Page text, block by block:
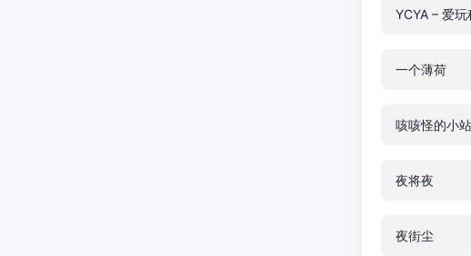
YCYA – 爱玩
一个薄荷
咳咳怪的小站
夜将夜
夜街尘